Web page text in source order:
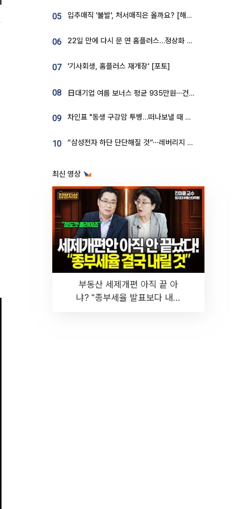
05 입추매직 '불발', 처서매직은 올까요? [해시태그]
06 22일 만에 다시 문 연 홈플러스…정상화 바쁜데 재고 없어 ‘발동동’[가보니]
07 '기사회생, 홈플러스 재개장' [포토]
08 日대기업 여름 보너스 평균 935만원⋯건설회사 1800만 넘어
09 차인표 "동생 구강암 투병…떠나보낼 때 가장 힘들었다”
10 “삼성전자 하단 단단해질 것”⋯레버리지 규제에 쏠림 완화 [찐코노미]
최신 영상
부동산 세제개편 아직 끝 아
냐? "종부세율 발표보다 내릴